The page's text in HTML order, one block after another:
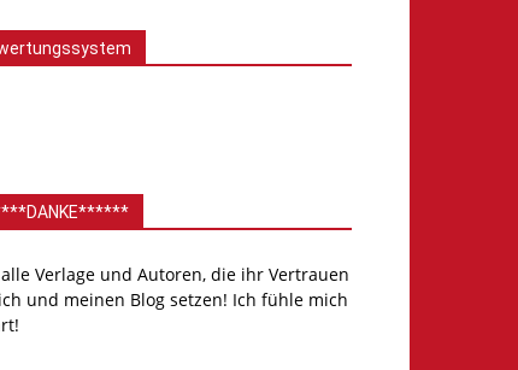
Verlage und Autoren, die ihr Vertrauen
und meinen Blog setzen! Ich fühle mich